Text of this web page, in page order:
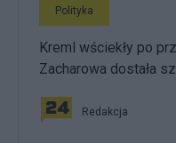
Polityka
Kreml wściekły po
Zacharowa dostała
Redakcja